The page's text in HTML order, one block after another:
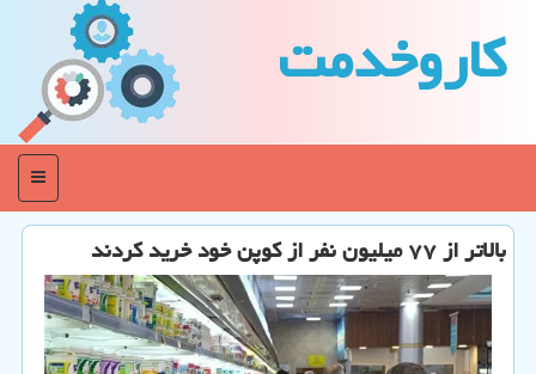
كاروخدمت
منو
بالاتر از ۷۷ میلیون نفر از کوپن خود خرید کردند